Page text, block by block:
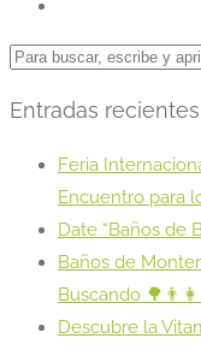
Entradas recientes
Feria
Encuentro para
Date “Baños de
Baños de
Buscando
Descubre la